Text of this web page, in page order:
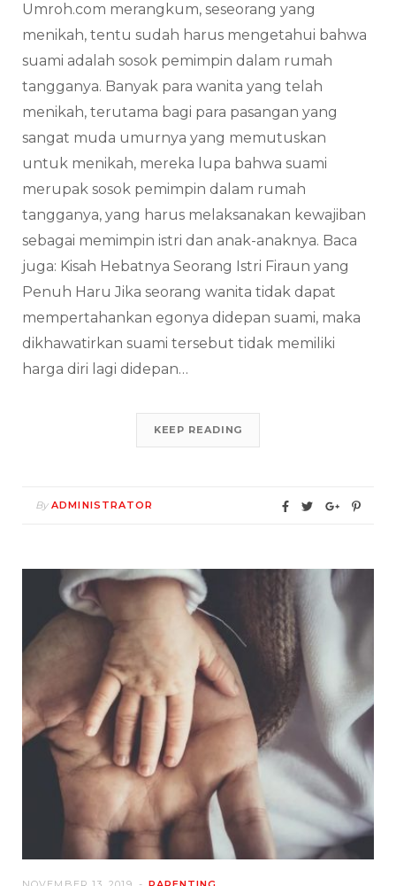
Umroh.com merangkum, seseorang yang
menikah, tentu sudah harus mengetahui bahwa
suami adalah sosok pemimpin dalam rumah
tangganya. Banyak para wanita yang telah
menikah, terutama bagi para pasangan yang
sangat muda umurnya yang memutuskan
untuk menikah, mereka lupa bahwa suami
merupak sosok pemimpin dalam rumah
tangganya, yang harus melaksanakan kewajiban
sebagai memimpin istri dan anak-anaknya. Baca
juga: Kisah Hebatnya Seorang Istri Firaun yang
Penuh Haru Jika seorang wanita tidak dapat
mempertahankan egonya didepan suami, maka
dikhawatirkan suami tersebut tidak memiliki
harga diri lagi didepan…
KEEP READING
By ADMINISTRATOR